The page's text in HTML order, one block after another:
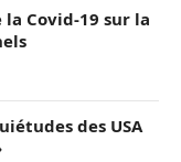
la Covid-19 sur la
des USA